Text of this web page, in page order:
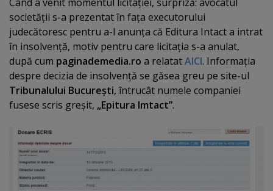
societăţii s-a prezentat în faţa executorului
judecătoresc pentru a-l anunţa că Editura Intact a intrat
în insolvenţă, motiv pentru care licitaţia s-a anulat,
după cum paginademedia.ro a relatatAICI. Informaţia
despre decizia de insolvenţă se găsea greu pe site-ul
Tribunalului Bucureşti, întrucât numele companiei
fusese scris greşit, „Epitura Imtact”.